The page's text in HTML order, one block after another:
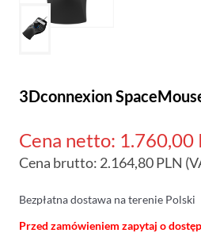
3Dconnexion
Cena netto: 1.760,00
Cena brutto: 2.164,80PLN
Bezpłatna dostawa na terenie Polski
Przed zamówieniem zapytaj o